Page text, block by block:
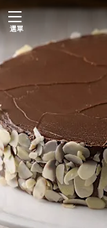
跳
要
選單